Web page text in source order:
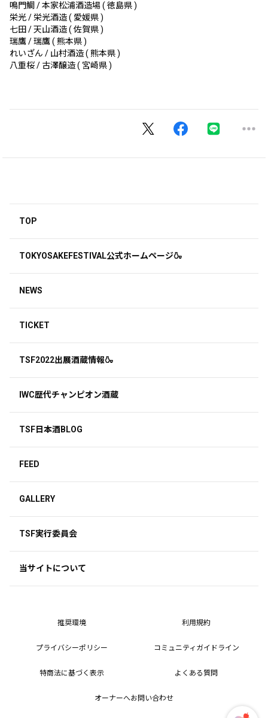
鳴門鯛 / 本家松浦酒造場 ( 徳島県 )
栄光 / 栄光酒造 ( 愛媛県 )
七田 / 天山酒造 ( 佐賀県 )
瑞鷹 / 瑞鷹 ( 熊本県 )
れいざん / 山村酒造 ( 熊本県 )
八重桜 / 古澤醸造 ( 宮崎県 )
TOP
TOKYOSAKEFESTIVAL公式ホームページ🍶
NEWS
TICKET
TSF2022出展酒蔵情報🍶
IWC歴代チャンピオン酒蔵
TSF日本酒BLOG
FEED
GALLERY
TSF実行委員会
当サイトについて
推奨環境 利用規約
プライバシーポリシー コミュニティガイドライン
特商法に基づく表示 よくある質問
オーナーへお問い合わせ